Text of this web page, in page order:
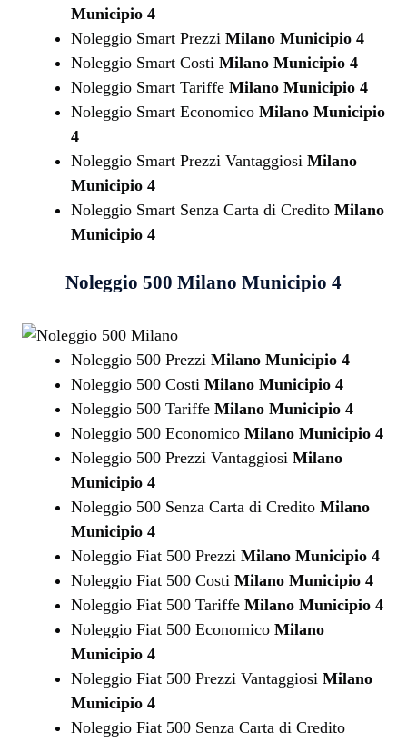
Municipio 4
Noleggio Smart Prezzi Milano Municipio 4
Noleggio Smart Costi Milano Municipio 4
Noleggio Smart Tariffe Milano Municipio 4
Noleggio Smart Economico Milano Municipio
4
Noleggio Smart Prezzi Vantaggiosi Milano
Municipio 4
Noleggio Smart Senza Carta di Credito Milano
Municipio 4
Noleggio 500 Milano Municipio 4
Noleggio 500 Prezzi Milano Municipio 4
Noleggio 500 Costi Milano Municipio 4
Noleggio 500 Tariffe Milano Municipio 4
Noleggio 500 Economico Milano Municipio 4
Noleggio 500 Prezzi Vantaggiosi Milano
Municipio 4
Noleggio 500 Senza Carta di Credito Milano
Municipio 4
Noleggio Fiat 500 Prezzi Milano Municipio 4
Noleggio Fiat 500 Costi Milano Municipio 4
Noleggio Fiat 500 Tariffe Milano Municipio 4
Noleggio Fiat 500 Economico Milano
Municipio 4
Noleggio Fiat 500 Prezzi Vantaggiosi Milano
Municipio 4
Noleggio Fiat 500 Senza Carta di Credito